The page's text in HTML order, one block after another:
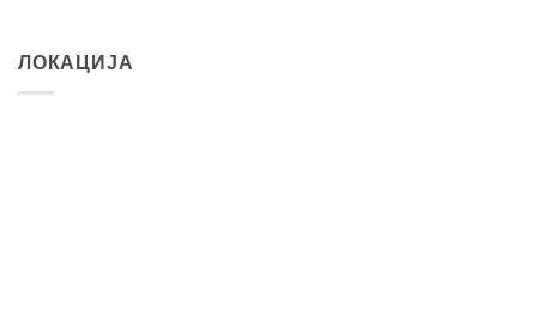
ЛОКАЦИЈА